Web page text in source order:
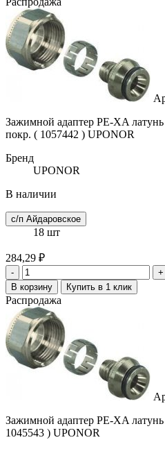
Зажимной адаптер PE-XA
покр. ( 1057442 ) UPONOR
Бренд
UPONOR
В наличии
с/п Айдаровское
18 шт
284,29 ₽
- +
В корзину Купить в 1 клик
Распродажа
Зажимной адаптер PE-XA
1045543 ) UPONOR